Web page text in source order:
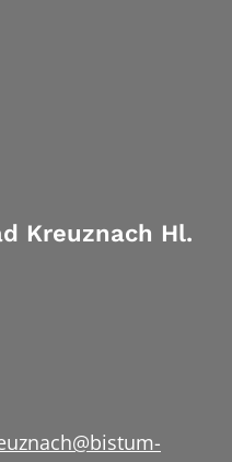
Kreuznach Hl.